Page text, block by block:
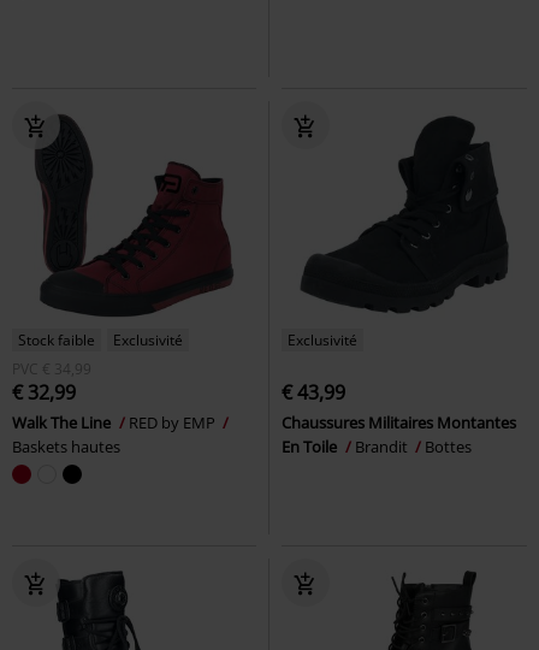
Stock faible
Exclusivité
PVC € 34,99
€ 32,99
Walk The Line
RED by EMP
Baskets hautes
Exclusivité
€ 43,99
Chaussures Militaires Montantes
En Toile
Brandit Bottes